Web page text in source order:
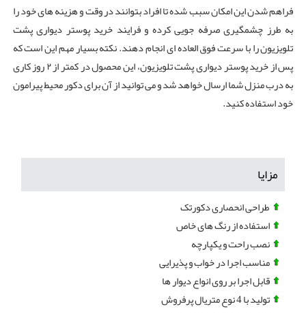
فراهم شدن این امکان سبب شده تا افراد بتوانند در وقت و هزینه های خود را
به طرز چشمگیری صرفه‌ جویی کرده و فرایند خرید پوستر دیواری پشت
تلویزیون را با سرعت فوق العاده ای انجام دهند. نکته بسیار مهم این است که
پس از خرید پوستر دیواری پشت تلویزیون، این محصول در کمتر از ۲ روز کاری
به درب منزل شما ارسال خواهد شد و می توانید از آن برای دکور محیط پیرامون
خود استفاده کنید.
مزایا
طراحی انحصاری دکورتک
استفاده از رنگ های خاص
نصب راحت و یکپارچه
مناسب اجرا در خواب و پذیرایی
قابل اجرا بر روی انواع دیوار ها
تولید با 4 نوع متریال پرفروش